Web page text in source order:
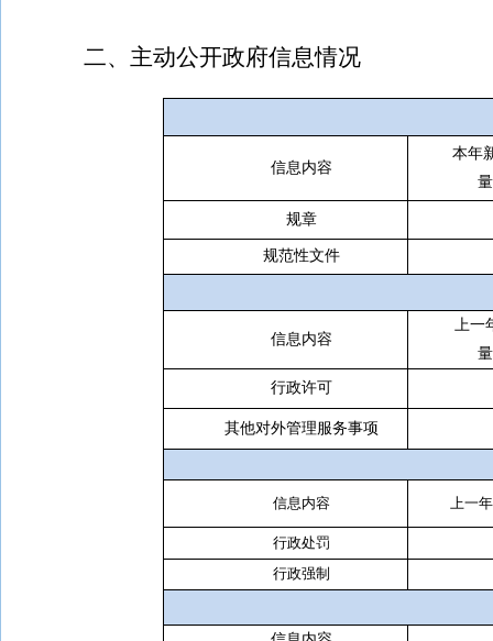
二、主动公开政府信息情况
信息内容
本年
量
规章
规范性文件
信息内容
上一
量
行政许可
其他对外管理服务事项
信息内容 上一
行政处罚
行政强制